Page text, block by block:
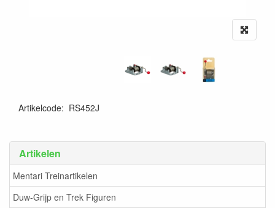
Artikelen
Mentari Treinartikelen
Duw-Grijp en Trek Figuren
Artikelcode: RS452J